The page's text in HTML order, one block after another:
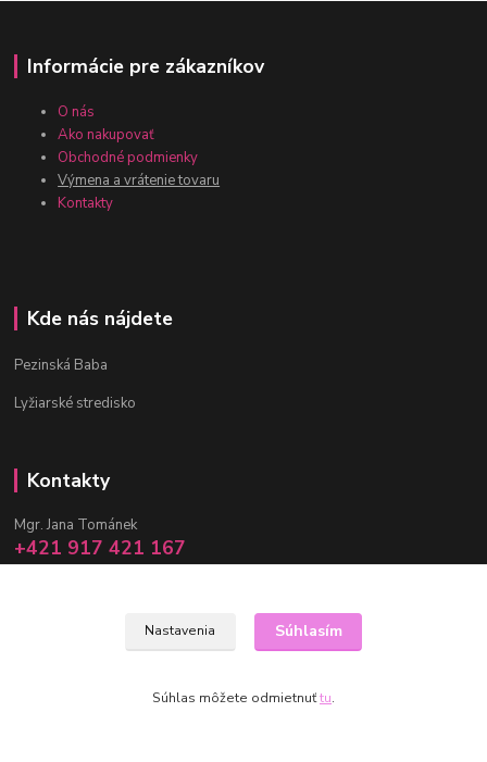
Informácie pre zákazníkov
O nás
Ako nakupovať
Obchodné podmienky
Výmena a vrátenie tovaru
Kontakty
Kde nás nájdete
Pezinská Baba
Lyžiarské stredisko
Kontakty
Mgr. Jana Tománek
+421 917 421 167
(Po-Pia, 10 -17 hod.)
Nastavenia Súhlasím
Súhlas môžete odmietnuťtu.